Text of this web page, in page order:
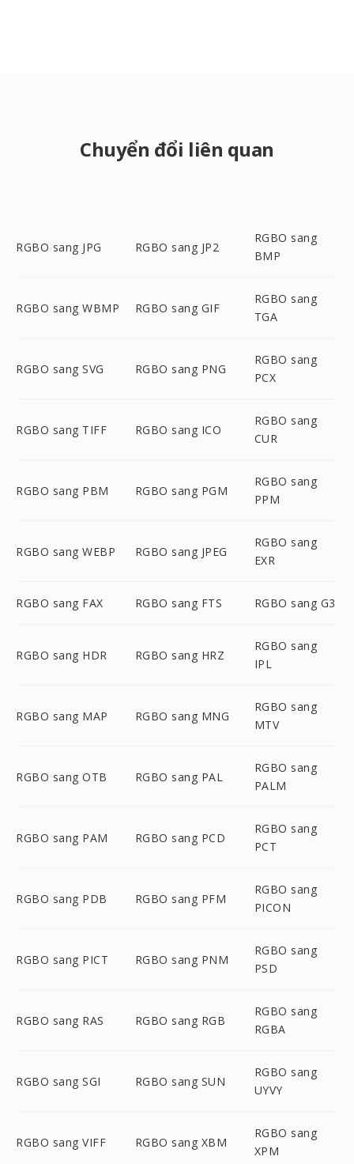
Chuyển đổi liên quan
RGBO sang JPG RGBO sang JP2
RGBO sang
BMP
RGBO sang WBMP RGBO sang GIF
RGBO sang
TGA
RGBO sang SVG RGBO sang PNG
RGBO sang
PCX
RGBO sang TIFF RGBO sang ICO
RGBO sang
CUR
RGBO sang PBM RGBO sang PGM
RGBO sang
PPM
RGBO sang WEBP RGBO sang JPEG
RGBO sang
EXR
RGBO sang FAX RGBO sang FTS RGBO sang G3
RGBO sang HDR RGBO sang HRZ
RGBO sang
IPL
RGBO sang MAP RGBO sang MNG
RGBO sang
MTV
RGBO sang OTB RGBO sang PAL
RGBO sang
PALM
RGBO sang PAM RGBO sang PCD
RGBO sang
PCT
RGBO sang PDB RGBO sang PFM
RGBO sang
PICON
RGBO sang PICT RGBO sang PNM
RGBO sang
PSD
RGBO sang RAS RGBO sang RGB
RGBO sang
RGBA
RGBO sang SGI RGBO sang SUN
RGBO sang
UYVY
RGBO sang VIFF RGBO sang XBM
RGBO sang
XPM